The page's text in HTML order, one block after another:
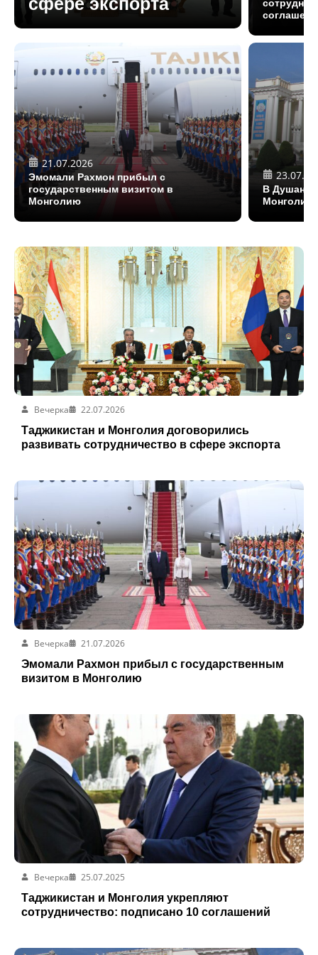
21.07.2026
Эмомали Рахмон прибыл с
государственным визитом в
Монголию
В
Монголии
Вечерка
22.07.2026
Таджикистан и Монголия договорились
развивать сотрудничество в сфере экспорта
Вечерка
21.07.2026
Эмомали Рахмон прибыл с государственным
визитом в Монголию
Вечерка
25.07.2025
Таджикистан и Монголия укрепляют
сотрудничество: подписано 10 соглашений